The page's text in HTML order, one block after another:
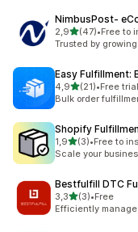
NimbusPost‑
2,9na 5 gwiazdek
(47)
Łączna liczba
•Free to
Trusted by
Easy Fulfillment:
4,9na 5 gwiazdek
(21)
Łączna liczba
•Free
Bulk order
Shopify
1,9na 5 gwiazdek
(3)
Łączna liczba
•Free to
Scale your
Bestfulfill DTC
3,3na 5 gwiazdek
(3)
Łączna liczba
•Free
Efficiently